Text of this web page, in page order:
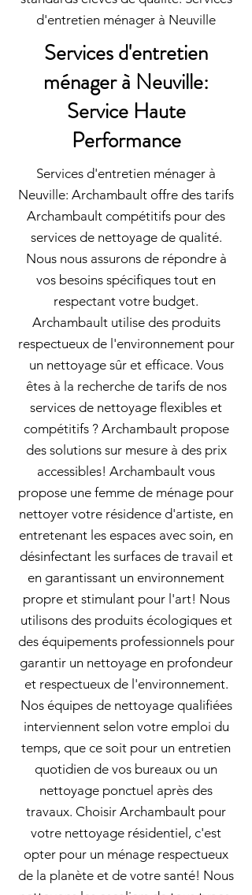
d'entretien ménager à Neuville
Services d'entretien
ménager à Neuville:
Service Haute
Performance
Services d'entretien ménager à
Neuville: Archambault offre des tarifs
Archambault compétitifs pour des
services de nettoyage de qualité.
Nous nous assurons de répondre à
vos besoins spécifiques tout en
respectant votre budget.
Archambault utilise des produits
respectueux de l'environnement pour
un nettoyage sûr et efficace. Vous
êtes à la recherche de tarifs de nos
services de nettoyage flexibles et
compétitifs ? Archambault propose
des solutions sur mesure à des prix
accessibles! Archambault vous
propose une femme de ménage pour
nettoyer votre résidence d'artiste, en
entretenant les espaces avec soin, en
désinfectant les surfaces de travail et
en garantissant un environnement
propre et stimulant pour l'art! Nous
utilisons des produits écologiques et
des équipements professionnels pour
garantir un nettoyage en profondeur
et respectueux de l'environnement.
Nos équipes de nettoyage qualifiées
interviennent selon votre emploi du
temps, que ce soit pour un entretien
quotidien de vos bureaux ou un
nettoyage ponctuel après des
travaux. Choisir Archambault pour
votre nettoyage résidentiel, c'est
opter pour un ménage respectueux
de la planète et de votre santé! Nous